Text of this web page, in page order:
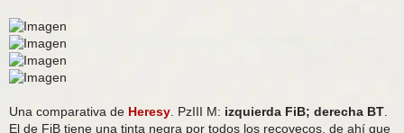
Una comparativa de Heresy . PzIII M: izquierda FiB; derecha BT
El de FiB tiene una tinta negra por todos los recovecos, de ahí que